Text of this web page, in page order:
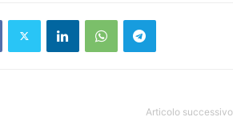
Articolo successivo